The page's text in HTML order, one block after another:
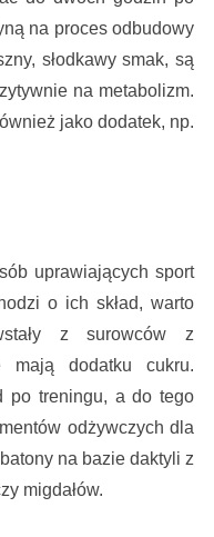
na proces odbudowy
słodkawy smak, są
na metabolizm.
jako dodatek, np.
uprawiających sport
o ich skład, warto
z surowców z
mają dodatku cukru.
po treningu, a do tego
odżywczych dla
na bazie daktyli z
migdałów.